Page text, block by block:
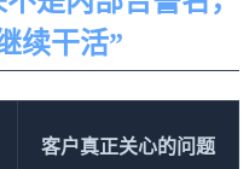
续干活”
客户真正关心的问题